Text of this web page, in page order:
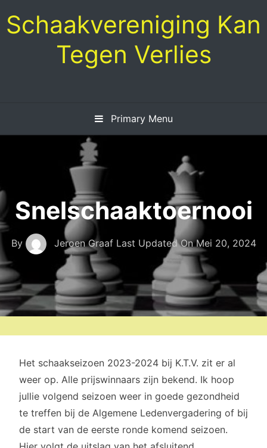
to
content
Schaakvereniging Kan
Tegen Verlies
Primary Menu
Snelschaaktoernooi
By Jeroen Graaf Last Updated OnMei 20, 2024
Het schaakseizoen 2023-2024 bij K.T.V. zit er al
weer op. Alle prijswinnaars zijn bekend. Ik hoop
jullie volgend seizoen weer in goede gezondheid
te treffen bij de Algemene Ledenvergadering of bij
de start van de eerste ronde komend seizoen.